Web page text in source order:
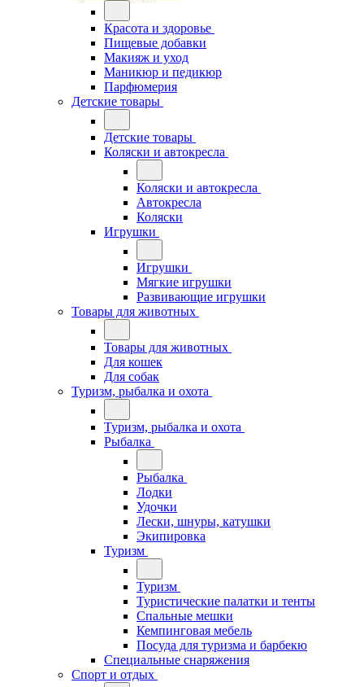
Красота и здоровье
Пищевые добавки
Макияж и уход
Маникюр и педикюр
Парфюмерия
Детские товары
Детские товары
Коляски и автокресла
Коляски и автокресла
Автокресла
Коляски
Игрушки
Игрушки
Мягкие игрушки
Развивающие игрушки
Товары для животных
Товары для животных
Для кошек
Для собак
Туризм, рыбалка и охота
Туризм, рыбалка и охота
Рыбалка
Рыбалка
Лодки
Удочки
Лески, шнуры, катушки
Экипировка
Туризм
Туризм
Туристические палатки и тенты
Спальные мешки
Кемпинговая мебель
Посуда для туризма и барбекю
Специальные снаряжения
Спорт и отдых